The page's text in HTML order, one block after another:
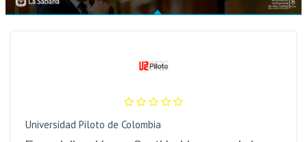
Universidad Piloto de Colombia